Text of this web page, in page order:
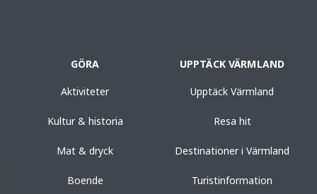
GÖRA
Aktiviteter
Kultur & historia
Mat & dryck
Boende
UPPTÄCK VÄRMLAND
Upptäck Värmland
Resa hit
Destinationer i Värmland
Turistinformation